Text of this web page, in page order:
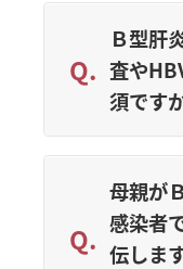
Ｂ型肝
査や
須です
母親が
感染者
伝しま